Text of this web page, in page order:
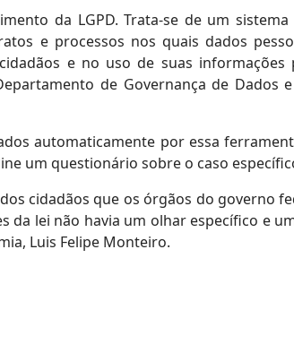
da LGPD. Trata-se de um
e processos nos quais dados
e no uso de suas informações
de Governança de Dados
automaticamente por essa
um questionário sobre o caso
cidadãos que os órgãos do governo
da lei não havia um olhar específico e
Luis Felipe Monteiro.